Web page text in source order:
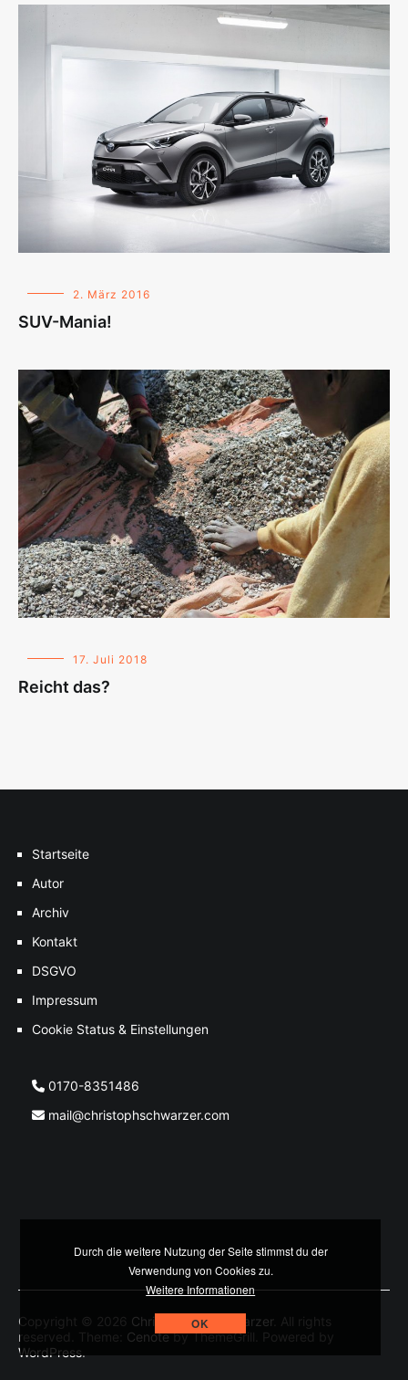
2. März 2016
SUV-Mania!
17. Juli 2018
Reicht das?
Startseite
Autor
Archiv
Kontakt
DSGVO
Impressum
Cookie Status & Einstellungen
0170-8351486
mail@christophschwarzer.com
Copyright © 2026 Christoph M. Schwarzer . All rights
reserved. Theme: Cenoteby ThemeGrill. Powered by
WordPress.
Durch die weitere Nutzung der Seite stimmst du der
Verwendung von Cookies zu.
Weitere Informationen
OK